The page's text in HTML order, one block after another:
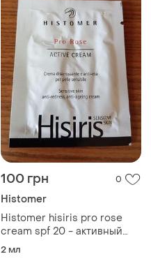
100 грн 0
Histomer
Histomer hisiris pro rose
cream spf 20 - активный
крем с spf 20
2 мл